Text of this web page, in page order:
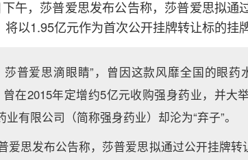
午，莎普爱思发布公告称，莎普爱思拟通
以1.95亿元作为首次公开挂牌转让标的挂
莎普爱思滴眼睛”，曾因这款风靡全国的眼
曾在2015年定增约5亿元收购强身药业，并
有限公司（简称强身药业）却沦为“弃子”。
爱思发布公告称，莎普爱思拟通过公开挂牌转